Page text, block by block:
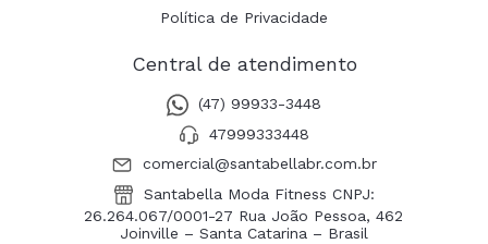
Política de Privacidade
Central de atendimento
(47) 99933-3448
47999333448
comercial@santabellabr.com.br
Santabella Moda Fitness CNPJ:
26.264.067/0001-27 Rua João Pessoa, 462
Joinville – Santa Catarina – Brasil